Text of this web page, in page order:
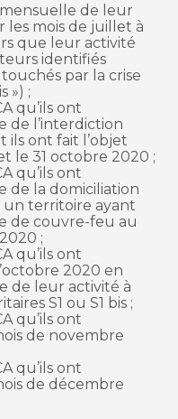
de leur
les mois de juillet à
que leur activité
identifiés
par la crise
») ;
qu’ils ont
de l’interdiction
ils ont fait l’objet
le 31 octobre 2020 ;
qu’ils ont
de la domiciliation
territoire ayant
de couvre-feu au
;
qu’ils ont
2020 en
de leur activité à
S1 ou S1 bis ;
qu’ils ont
de novembre
qu’ils ont
de décembre